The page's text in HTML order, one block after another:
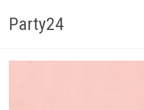
Party24